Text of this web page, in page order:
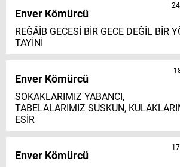
Enver Kömürcü
REĞÂİB GECESİ BİR GECE DEĞİL BİR
TAYİNİ
Enver Kömürcü
SOKAKLARIMIZ YABANCI,
TABELALARIMIZ SUSKUN,
ESİR
Enver Kömürcü